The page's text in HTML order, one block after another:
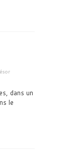
dans un
le